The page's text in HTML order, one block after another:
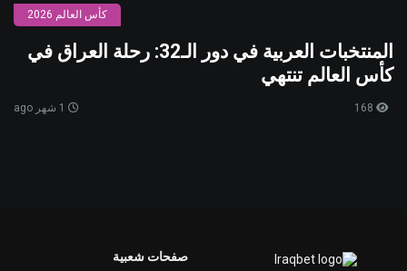
كأس العالم 2026
المنتخبات العربية في دور الـ32: رحلة العراق في
كأس العالم تنتهي
صفحات شعبية